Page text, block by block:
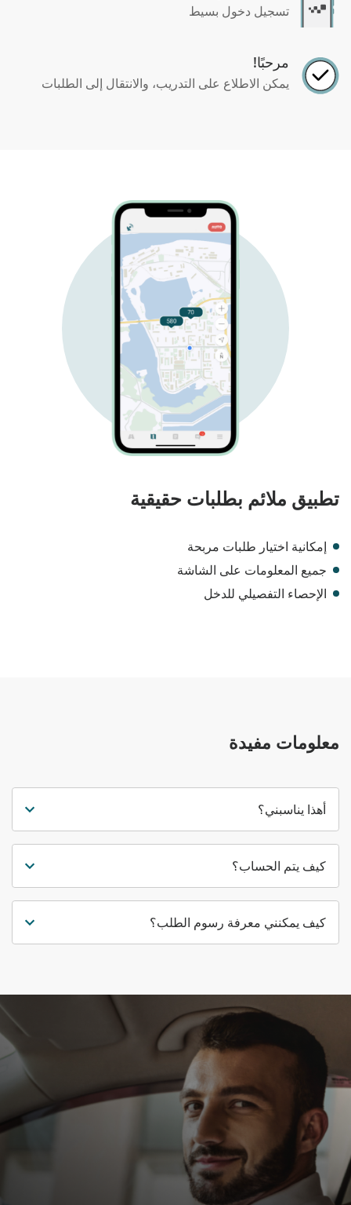
تسجيل دخول بسيط
مرحبًا!
يمكن الاطلاع على التدريب، والانتقال إلى الطلبات
تطبيق ملائم بطلبات حقيقية
إمكانية اختيار طلبات مربحة
جميع المعلومات على الشاشة
الإحصاء التفصيلي للدخل
معلومات مفيدة
أهذا يناسبني؟
كيف يتم الحساب؟
كيف يمكنني معرفة رسوم الطلب؟